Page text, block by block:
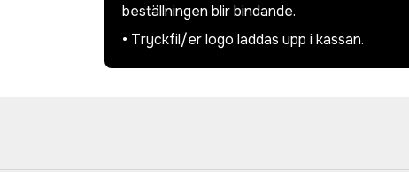
beställningen blir bindande.
• Tryckfil/er logo laddas upp i kassan.